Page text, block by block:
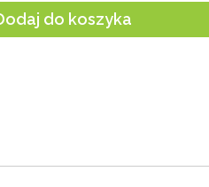
do koszyka